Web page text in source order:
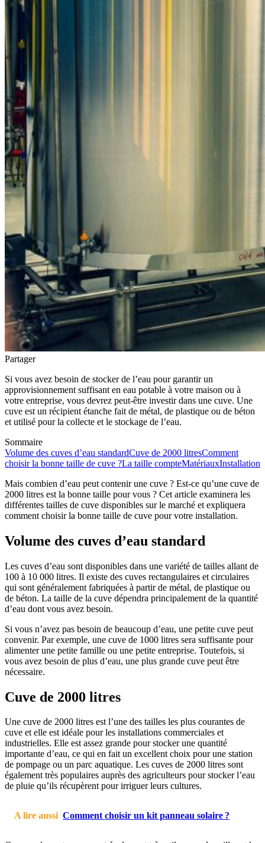
Partager
Si vous avez besoin de stocker de l’eau pour garantir un
approvisionnement suffisant en eau potable à votre maison ou à
votre entreprise, vous devrez peut-être investir dans une cuve. Une
cuve est un récipient étanche fait de métal, de plastique ou de béton
et utilisé pour la collecte et le stockage de l’eau.
Sommaire
Volume des cuves d’eau standardCuve de 2000 litresComment
choisir la bonne taille de cuve ?La taille compteMatériauxInstallation
Mais combien d’eau peut contenir une cuve ? Est-ce qu’une cuve de
2000 litres est la bonne taille pour vous ? Cet article examinera les
différentes tailles de cuve disponibles sur le marché et expliquera
comment choisir la bonne taille de cuve pour votre installation.
Volume des cuves d’eau standard
Les cuves d’eau sont disponibles dans une variété de tailles allant de
100 à 10 000 litres. Il existe des cuves rectangulaires et circulaires
qui sont généralement fabriquées à partir de métal, de plastique ou
de béton. La taille de la cuve dépendra principalement de la quantité
d’eau dont vous avez besoin.
Si vous n’avez pas besoin de beaucoup d’eau, une petite cuve peut
convenir. Par exemple, une cuve de 1000 litres sera suffisante pour
alimenter une petite famille ou une petite entreprise. Toutefois, si
vous avez besoin de plus d’eau, une plus grande cuve peut être
nécessaire.
Cuve de 2000 litres
Une cuve de 2000 litres est l’une des tailles les plus courantes de
cuve et elle est idéale pour les installations commerciales et
industrielles. Elle est assez grande pour stocker une quantité
importante d’eau, ce qui en fait un excellent choix pour une station
de pompage ou un parc aquatique. Les cuves de 2000 litres sont
également très populaires auprès des agriculteurs pour stocker l’eau
de pluie qu’ils récupèrent pour irriguer leurs cultures.
A lire aussi Comment choisir un kit panneau solaire ?